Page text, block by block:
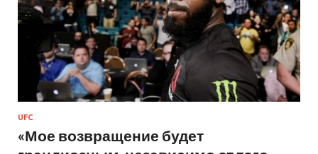
UFC
«Мое возвращение будет